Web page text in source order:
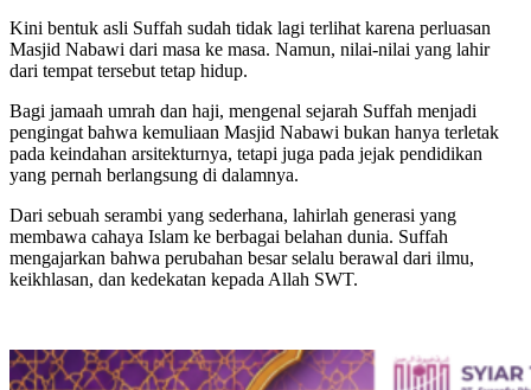
Kini bentuk asli Suffah sudah tidak lagi terlihat karena perluasan
Masjid Nabawi dari masa ke masa. Namun, nilai-nilai yang lahir
dari tempat tersebut tetap hidup.
Bagi jamaah umrah dan haji, mengenal sejarah Suffah menjadi
pengingat bahwa kemuliaan Masjid Nabawi bukan hanya terletak
pada keindahan arsitekturnya, tetapi juga pada jejak pendidikan
yang pernah berlangsung di dalamnya.
Dari sebuah serambi yang sederhana, lahirlah generasi yang
membawa cahaya Islam ke berbagai belahan dunia. Suffah
mengajarkan bahwa perubahan besar selalu berawal dari ilmu,
keikhlasan, dan kedekatan kepada Allah SWT.